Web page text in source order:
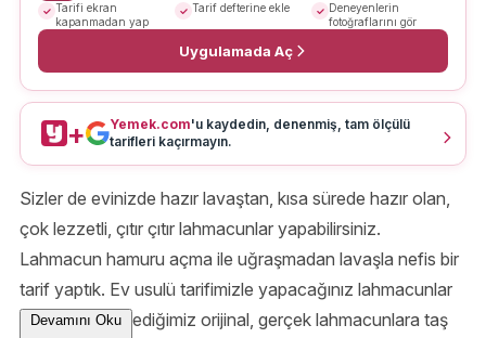
Tarifi ekran
kapanmadan yap
Tarif defterine ekle
Deneyenlerin
fotoğraflarını gör
Uygulamada Aç
+ Yemek.com'u kaydedin, denenmiş, tam ölçülü
tarifleri kaçırmayın.
Sizler de evinizde hazır lavaştan, kısa sürede hazır olan,
çok lezzetli, çıtır çıtır lahmacunlar yapabilirsiniz.
Lahmacun hamuru açma ile uğraşmadan lavaşla nefis bir
tarif yaptık. Ev usulü tarifimizle yapacağınız lahmacunlar
kebapçılarda yediğimiz orijinal, gerçek lahmacunlara taş
Devamını Oku